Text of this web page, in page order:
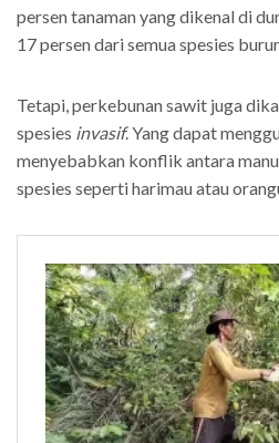
persen tanaman yang dikenal di
17 persen dari semua spesies
Tetapi, perkebunan sawit juga
spesies invasif. Yang dapat
menyebabkan konflik antara
spesies seperti harimau atau